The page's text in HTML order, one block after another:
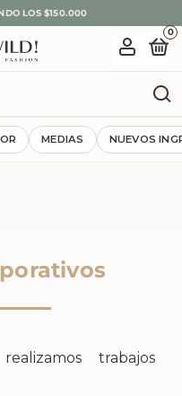
LOS $150.000
0
MEDIAS NUEVOS
trabajos